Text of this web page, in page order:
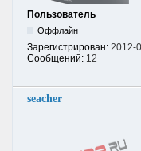
Пользователь
Оффлайн
Зарегистрирован: 2012-
Сообщений: 12
seacher